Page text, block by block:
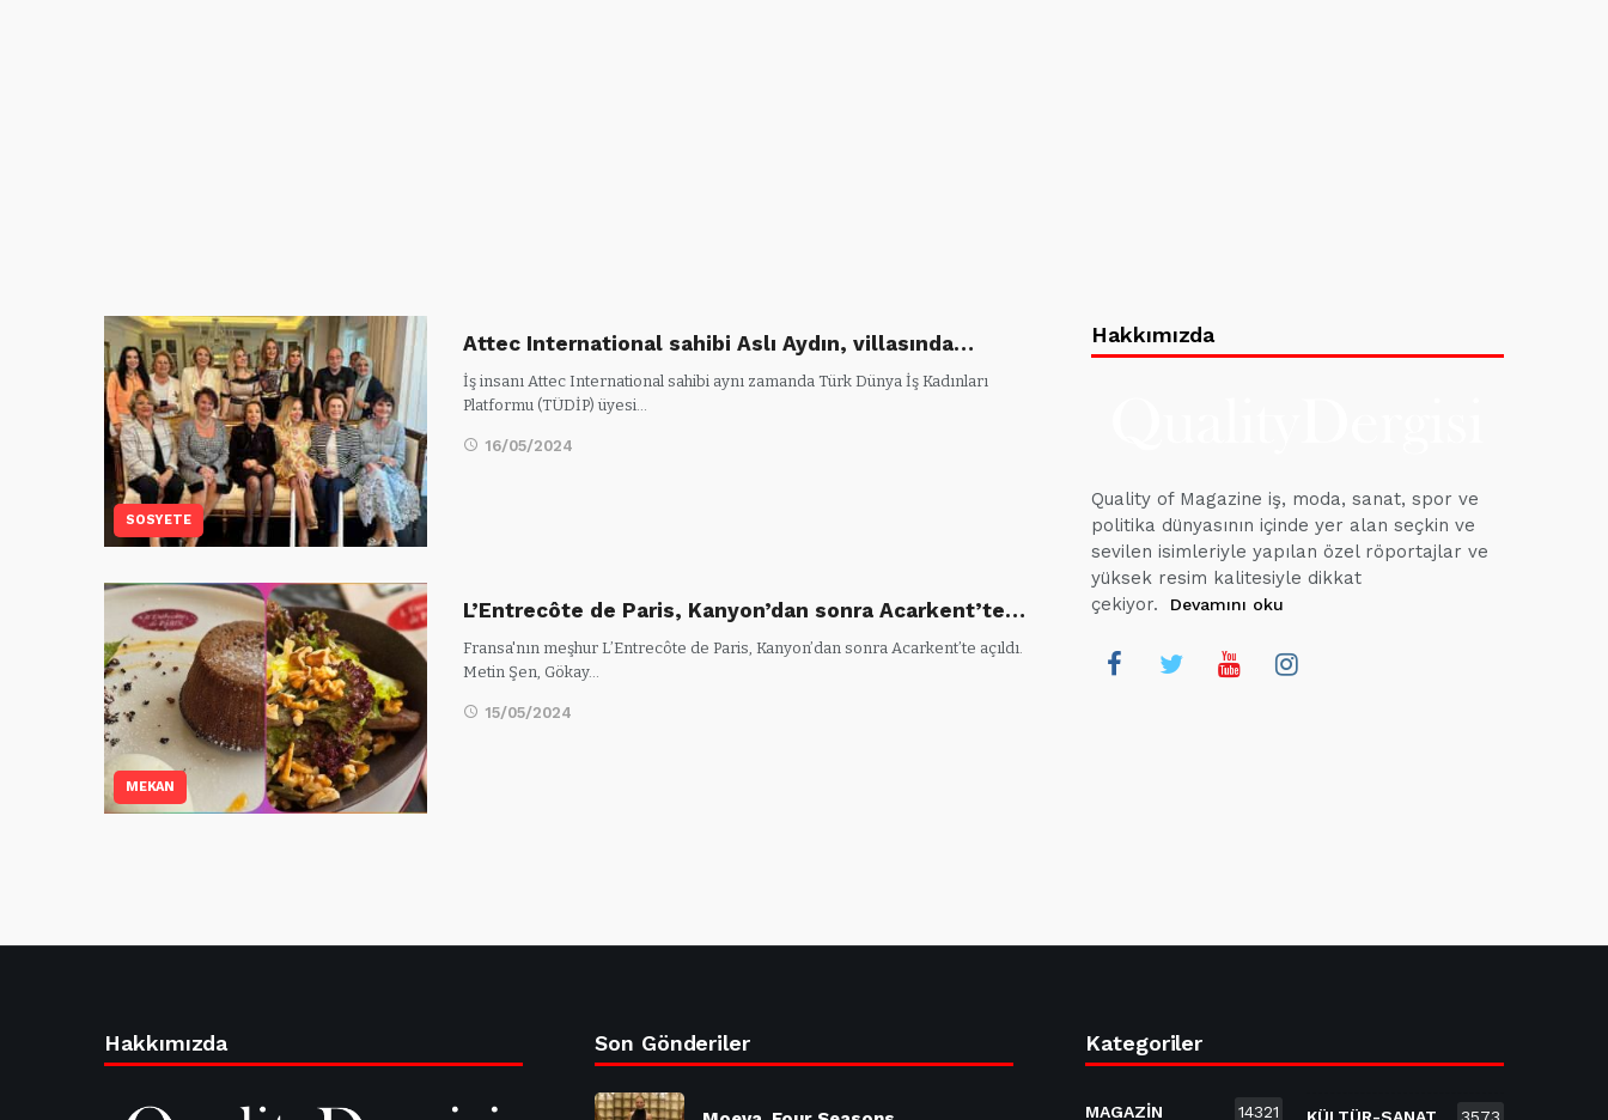
SOSYETE
Attec International sahibi Aslı Aydın, villasında…
İş insanı Attec International sahibi aynı zamanda Türk Dünya İş Kadınları
Platformu (TÜDİP) üyesi…
16/05/2024
MEKAN
L’Entrecôte de Paris, Kanyon’dan sonra Acarkent’te…
Fransa'nın meşhur L’Entrecôte de Paris, Kanyon’dan sonra Acarkent’te açıldı.
Metin Şen, Gökay…
15/05/2024
Hakkımızda
Quality of Magazine iş, moda, sanat, spor ve
politika dünyasının içinde yer alan seçkin ve
sevilen isimleriyle yapılan özel röportajlar ve
yüksek resim kalitesiyle dikkat
çekiyor.
Devamını oku
Hakkımızda Son Gönderiler Kategoriler
MAGAZİN 14321 KÜLTÜR-SANAT 3573